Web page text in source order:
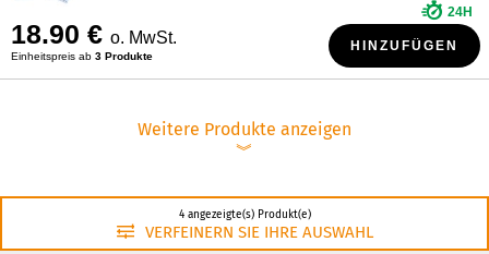
18.90 € o. MwSt.
Einheitspreis ab 3 Produkte
24H
HINZUFÜGEN
Weitere Produkte anzeigen
︾
4 angezeigte(s) Produkt(e)
VERFEINERN SIE IHRE AUSWAHL